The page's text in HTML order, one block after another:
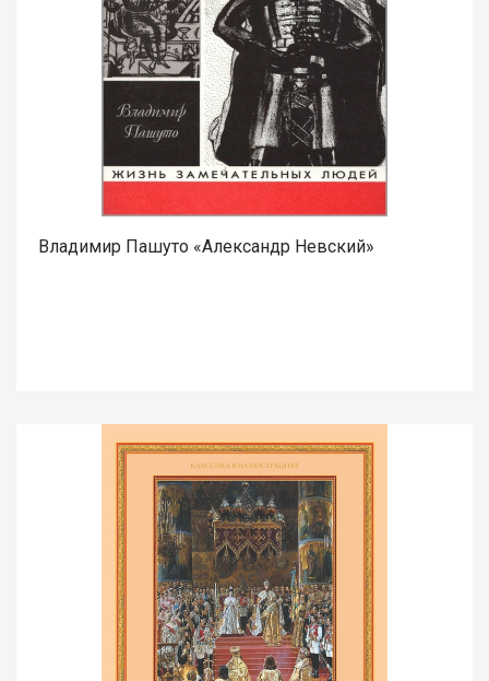
Владимир Пашуто «Александр Невский»